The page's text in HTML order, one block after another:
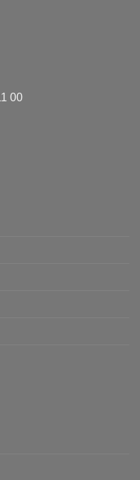
00